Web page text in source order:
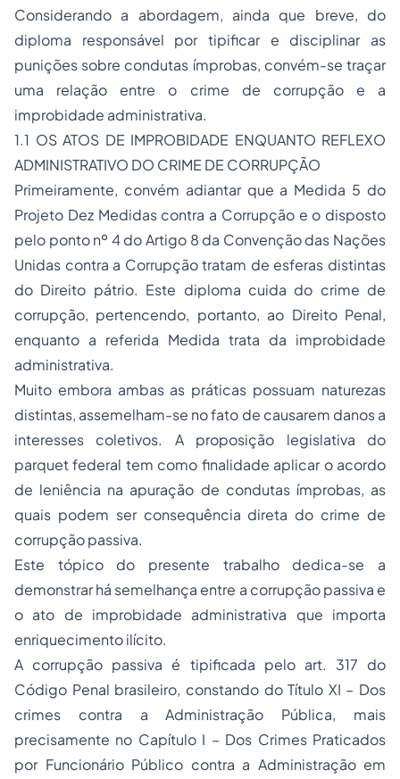
Considerando a abordagem, ainda que breve, do
diploma responsável por tipificar e disciplinar as
punições sobre condutas ímprobas, convém-se traçar
uma relação entre o crime de corrupção e a
improbidade administrativa.
1.1 OS ATOS DE IMPROBIDADE ENQUANTO REFLEXO
ADMINISTRATIVO DO CRIME DE CORRUPÇÃO
Primeiramente, convém adiantar que a Medida 5 do
Projeto Dez Medidas contra a Corrupção e o disposto
pelo ponto nº 4 do Artigo 8 da Convenção das Nações
Unidas contra a Corrupção tratam de esferas distintas
do Direito pátrio. Este diploma cuida do crime de
corrupção, pertencendo, portanto, ao Direito Penal,
enquanto a referida Medida trata da improbidade
administrativa.
Muito embora ambas as práticas possuam naturezas
distintas, assemelham-se no fato de causarem danos a
interesses coletivos. A proposição legislativa do
parquet federal tem como finalidade aplicar o acordo
de leniência na apuração de condutas ímprobas, as
quais podem ser consequência direta do crime de
corrupção passiva.
Este tópico do presente trabalho dedica-se a
demonstrar há semelhança entre a corrupção passiva e
o ato de improbidade administrativa que importa
enriquecimento ilícito.
A corrupção passiva é tipificada pelo art. 317 do
Código Penal brasileiro, constando do Título XI – Dos
crimes contra a Administração Pública, mais
precisamente no Capítulo I – Dos Crimes Praticados
por Funcionário Público contra a Administração em